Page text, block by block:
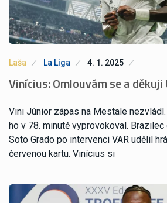
Laša La Liga 4. 1. 2025
Vinícius: Omlouvám se a
Vini Júnior zápas na Mestale
ho v 78. minutě vyprovokoval.
Soto Grado po intervenci VAR udělil
červenou kartu. Vinícius si